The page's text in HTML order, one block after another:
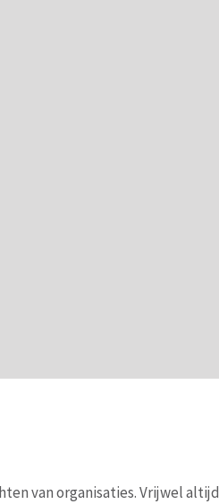
van organisaties. Vrijwel